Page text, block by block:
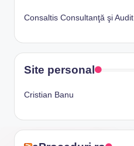
Consaltis Consultanţă şi Audit
Site personal
Cristian Banu